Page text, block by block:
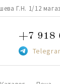
Г.Н. 1/12
+7 918